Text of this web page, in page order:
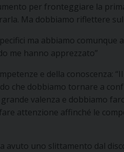
per fronteggiare la
Ma dobbiamo riflettere
ma abbiamo comunque
me hanno apprezzato”
e della conoscenza:
che dobbiamo tornare a
valenza e dobbiamo
attenzione affinché le
avuto uno slittamento dal